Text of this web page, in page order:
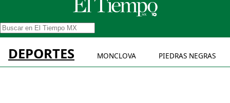
DEPORTES MONCLOVA PIEDRAS NEGRAS